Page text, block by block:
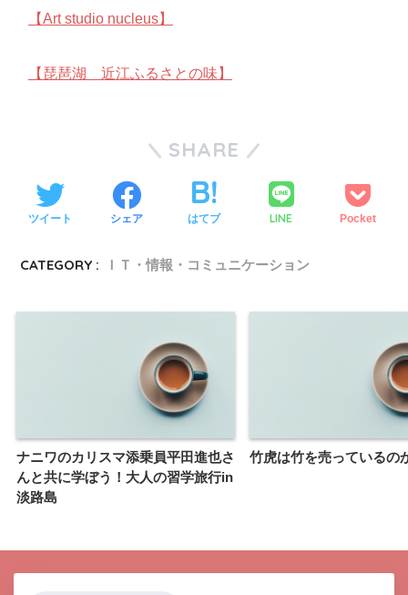
【Art studio nucleus】
【琵琶湖 近江ふるさとの味】
SHARE
ツイート シェア はてブ LINE Pocket
CATEGORY : ＩＴ・情報・コミュニケーション
ナニワのカリスマ添乗員平田進也さ
んと共に学ぼう！大人の習学旅行in
淡路島
竹虎は竹を売っているの